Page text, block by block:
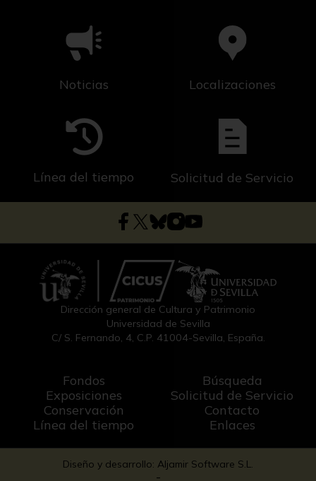
Noticias Localizaciones
Línea del tiempo Solicitud de Servicio
Dirección general de Cultura y Patrimonio
Universidad de Sevilla
C/ S. Fernando, 4, C.P. 41004-Sevilla, España.
Fondos
Exposiciones
Conservación
Línea del tiempo
Búsqueda
Solicitud de Servicio
Contacto
Enlaces
Diseño y desarrollo: Aljamir Software S.L.
-